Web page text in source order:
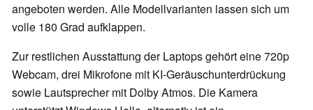
angeboten werden. Alle Modellvarianten lassen sich um
volle 180 Grad aufklappen.
Zur restlichen Ausstattung der Laptops gehört eine 720p
Webcam, drei Mikrofone mit KI-Geräuschunterdrückung
sowie Lautsprecher mit Dolby Atmos. Die Kamera